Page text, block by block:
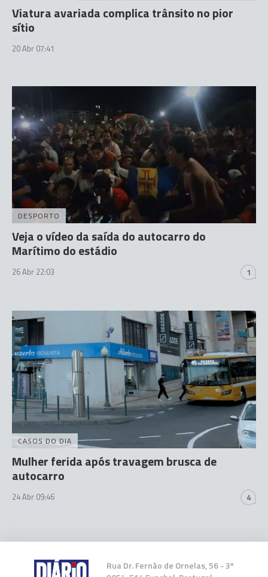
Viatura avariada complica trânsito no pior
sítio
20 Abr 07:41
DESPORTO
Veja o vídeo da saída do autocarro do
Marítimo do estádio
26 Abr 22:03 1
CASOS DO DIA
Mulher ferida após travagem brusca de
autocarro
24 Abr 09:46 4
Rua Dr. Fernão de Ornelas, 56 - 3º